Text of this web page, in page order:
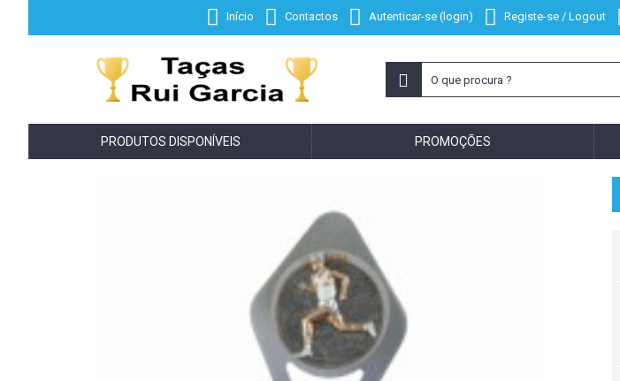
Início Contactos Autenticar-se (login) Registe-se / Logout
PRODUTOS DISPONÍVEIS PROMOÇÕES